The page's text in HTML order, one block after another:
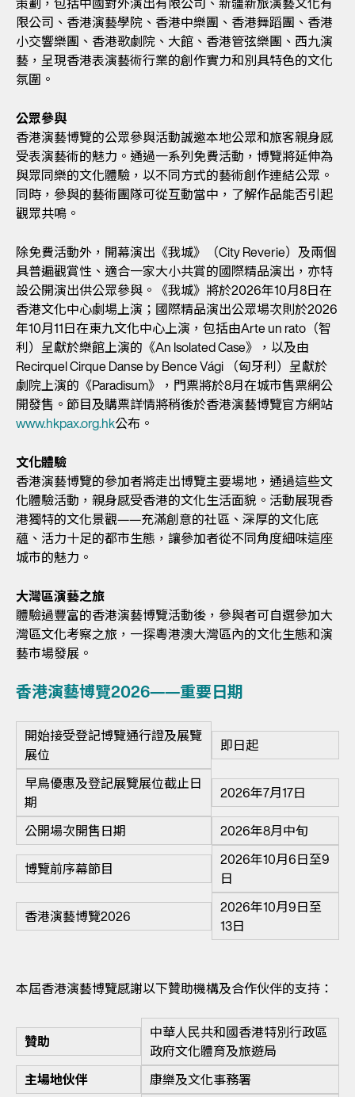
限公司、香港演藝學院、香港中樂團、香港舞蹈團、香港
小交響樂團、香港歌劇院、大館、香港管弦樂團、西九演
藝，呈現香港表演藝術行業的創作實力和別具特色的文化
氛圍。
公眾參與
香港演藝博覽的公眾參與活動誠邀本地公眾和旅客親身感
受表演藝術的魅力。通過一系列免費活動，博覽將延伸為
與眾同樂的文化體驗，以不同方式的藝術創作連結公眾。
同時，參與的藝術團隊可從互動當中，了解作品能否引起
觀眾共鳴。
除免費活動外，開幕演出《我城》（City Reverie）及兩個
具普遍觀賞性、適合一家大小共賞的國際精品演出，亦特
設公開演出供公眾參與。《我城》將於2026年10月8日在
香港文化中心劇場上演；國際精品演出公眾場次則於2026
年10月11日在東九文化中心上演，包括由Arte un rato（智
利）呈獻於樂館上演的《An Isolated Case》，以及由
Recirquel Cirque Danse by Bence Vági （匈牙利）呈獻於
劇院上演的《Paradisum》，門票將於8月在城市售票網公
開發售。節目及購票詳情將稍後於香港演藝博覽官方網站
www.hkpax.org.hk公布。
文化體驗
香港演藝博覽的參加者將走出博覽主要場地，通過這些文
化體驗活動，親身感受香港的文化生活面貌。活動展現香
港獨特的文化景觀——充滿創意的社區、深厚的文化底
蘊、活力十足的都市生態，讓參加者從不同角度細味這座
城市的魅力。
大灣區演藝之旅
體驗過豐富的香港演藝博覽活動後，參與者可自選參加大
灣區文化考察之旅，一探粵港澳大灣區內的文化生態和演
藝市場發展。
香港演藝博覽2026——重要日期
開始接受登記博覽通行證及展覽
展位
即日起
早鳥優惠及登記展覽展位截止日
期
2026年7月17日
公開場次開售日期
2026年8月中旬
博覽前序幕節目
2026年10月6日至9
日
香港演藝博覽2026
2026年10月9日至
13日
本屆香港演藝博覽感謝以下贊助機構及合作伙伴的支持：
贊助
中華人民共和國香港特別行政區
政府文化體育及旅遊局
主場地伙伴
康樂及文化事務署